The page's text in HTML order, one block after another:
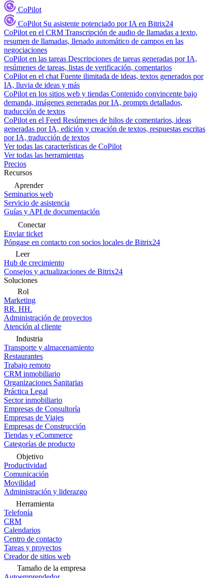
CoPilot
CoPilot Su asistente potenciado por IA en Bitrix24
CoPilot en el CRM Transcripción de audio de llamadas a texto,
resumen de llamadas, llenado automático de campos en las
negociaciones
CoPilot en las tareas Descripciones de tareas generadas por IA,
resúmenes de tareas, listas de verificación, comentarios
CoPilot en el chat Fuente ilimitada de ideas, textos generados por
IA, lluvia de ideas y más
CoPilot en los sitios web y tiendas Contenido convincente bajo
demanda, imágenes generadas por IA, prompts detallados,
traducción de textos
CoPilot en el Feed Resúmenes de hilos de comentarios, ideas
generadas por IA, edición y creación de textos, respuestas escritas
por IA, traducción de textos
Ver todas las características de CoPilot
Ver todas las herramientas
Precios
Recursos
Aprender
Seminarios web
Servicio de asistencia
Guías y API de documentación
Conectar
Enviar ticket
Póngase en contacto con socios locales de Bitrix24
Leer
Hub de crecimiento
Consejos y actualizaciones de Bitrix24
Soluciones
Rol
Marketing
RR. HH.
Administración de proyectos
Atención al cliente
Industria
Transporte y almacenamiento
Restaurantes
Trabajo remoto
CRM inmobiliario
Organizaciones Sanitarias
Práctica Legal
Sector inmobiliario
Empresas de Consultoría
Empresas de Viajes
Empresas de Construcción
Tiendas y eCommerce
Categorías de producto
Objetivo
Productividad
Comunicación
Movilidad
Administración y liderazgo
Herramienta
Telefonía
CRM
Calendarios
Centro de contacto
Tareas y proyectos
Creador de sitios web
Tamaño de la empresa